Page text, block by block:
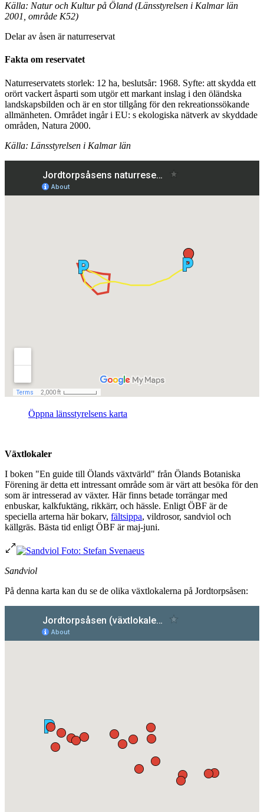
Källa: Natur och Kultur på Öland (Länsstyrelsen i Kalmar län
2001, område K52)
Delar av åsen är naturreservat
Fakta om reservatet
Naturreservatets storlek: 12 ha, beslutsår: 1968. Syfte: att skydda ett
orört vackert åsparti som utgör ett markant inslag i den öländska
landskapsbilden och är en stor tillgång för den rekreationssökande
allmänheten. Området ingår i EU: s ekologiska nätverk av skyddade
områden, Natura 2000.
Källa: Länsstyrelsen i Kalmar län
Öppna länsstyrelsens karta
Växtlokaler
I boken "En guide till Ölands växtvärld" från Ölands Botaniska
Förening är detta ett intressant område som är värt att besöka för den
som är intresserad av växter. Här finns betade torrängar med
enbuskar, kalkfuktäng, rikkärr, och hässle. Enligt ÖBF är de
speciella arterna här bokarv, fältsippa, vildrosor, sandviol och
källgräs. Bästa tid enligt ÖBF är maj-juni.
Sandviol
På denna karta kan du se de olika växtlokalerna på Jordtorpsåsen: